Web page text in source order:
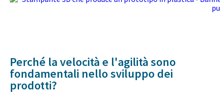
Perché la velocità e l'agilità sono
fondamentali nello sviluppo dei
prodotti?